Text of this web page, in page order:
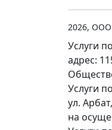
2026,
Услуги
адрес:
Услуги
ул.
на